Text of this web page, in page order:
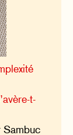
t-
Sambuc